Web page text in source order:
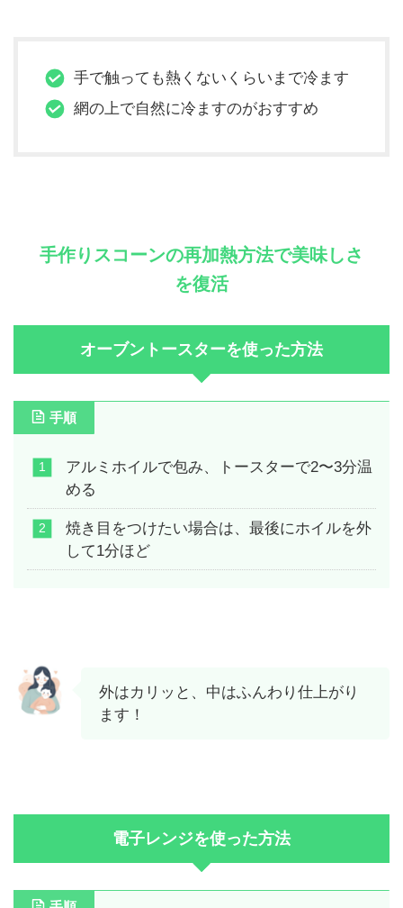
手で触っても熱くないくらいまで冷ます
網の上で自然に冷ますのがおすすめ
手作りスコーンの再加熱方法で美味しさ
を復活
オーブントースターを使った方法
手順
アルミホイルで包み、トースターで2〜3分温
める
焼き目をつけたい場合は、最後にホイルを外
して1分ほど
外はカリッと、中はふんわり仕上がり
ます！
電子レンジを使った方法